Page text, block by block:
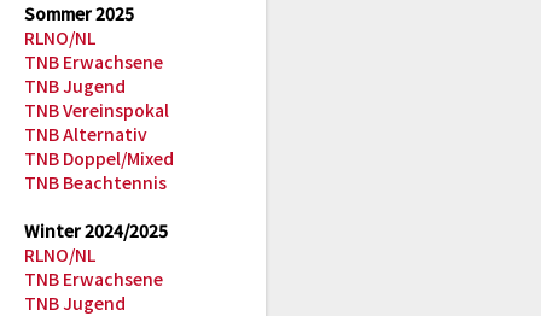
Sommer 2025
RLNO/NL
TNB Erwachsene
TNB Jugend
TNB Vereinspokal
TNB Alternativ
TNB Doppel/Mixed
TNB Beachtennis
Winter 2024/2025
RLNO/NL
TNB Erwachsene
TNB Jugend